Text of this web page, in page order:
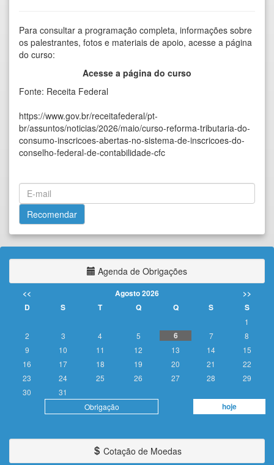
Para consultar a programação completa, informações sobre
os palestrantes, fotos e materiais de apoio, acesse a página
do curso:
Acesse a página do curso
Fonte: Receita Federal
https://www.gov.br/receitafederal/pt-
br/assuntos/noticias/2026/maio/curso-reforma-tributaria-do-
consumo-inscricoes-abertas-no-sistema-de-inscricoes-do-
conselho-federal-de-contabilidade-cfc
Agenda de Obrigações
<< Agosto 2026
>>
D
S T Q Q S S
Obrigação hoje
1
2
3 4 5 6 7
8
9
10 11 12 13 14
15
16
17 18 19 20 21
22
23
24 25 26 27 28
29
30
31
Cotação de Moedas